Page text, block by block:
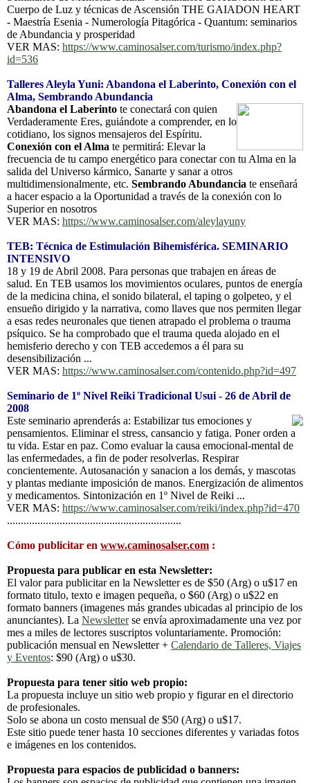
Cuerpo de Luz y técnicas de Ascensión THE GAIADON HEART
- Maestría Esenia - Numerología Pitagórica - Quantum: seminarios
de Abundancia y prosperidad
VER MAS: https://www.caminosalser.com/turismo/index.php?
id=536
Talleres Aleyla Yuni: Abandona el Laberinto, Conexión con el
Alma, Sembrando Abundancia
Abandona el Laberinto te conectará con quien
Verdaderamente Eres, guiándote a comprender, en lo
cotidiano, los signos mensajeros del Espíritu.
Conexión con el Alma te permitirá: Elevar la
frecuencia de tu campo energético para conectar con tu Alma en la
salida del Universo kármico, Sanarte y sanar a otros
multidimensionalmente, etc. Sembrando Abundancia te enseñará
a hacer espacio a la Oportunidad a través de la conexión con lo
Superior en nosotros
VER MAS: https://www.caminosalser.com/aleylayuny
TEB: Técnica de Estimulación Bihemisférica. SEMINARIO
INTENSIVO
18 y 19 de Abril 2008. Para personas que trabajen en áreas de
salud. En TEB usamos los movimientos oculares, puntos de energía
de la medicina china, el sonido bilateral, el taping o golpeteo, y el
ensueño dirigido y la narrativa, como llaves que nos permiten llegar
a esas redes neuronales que tienen atrapado el problema o trauma
psíquico. Se ha comprobado que el trauma queda alojado en el
hemisferio derecho y con TEB accedemos a él para su
desensibilización ...
VER MAS: https://www.caminosalser.com/contenido.php?id=497
Seminario de 1º Nivel Reiki Tradicional Usui - 26 de Abril de
2008
Este seminario aprenderás a: Estabilizar tus emociones y
pensamientos. Eliminar el stress, cansancio y fatiga. Poner orden a
tu vida. Estar en paz. Como evaluar la causa emocional-mental de
las enfermedades, a fin de poder resolverlas. Respirar
concientemente. Autosanación y sanacion a los demás, y mascotas
y plantas mediante imposición de manos. Energización de alimentos
y medicamentos. Sintonización en 1º Nivel de Reiki ...
VER MAS: https://www.caminosalser.com/reiki/index.php?id=470
...............................................................
Cómo publicitar en www.caminosalser.com :
Propuesta para publicar en esta Newsletter:
El valor para publicitar en la Newsletter es de $50 (Arg) o u$17 en
formato titulo, texto e imagen pequeña, o $60 (Arg) o u$22 en
formato banners (imagenes más grandes ubicadas al principio de los
anunciantes). La Newsletterse envía aproximadamente una vez por
mes a miles de lectores suscriptos voluntariamente. Promoción:
publicación mensual en Newsletter + Calendario de Talleres, Viajes
y Eventos: $90 (Arg) o u$30.
Propuesta para tener sitio web propio:
La propuesta incluye un sitio web propio y figurar en el directorio
de profesionales.
Solo se abona un costo mensual de $50 (Arg) o u$17.
Este sitio puede tener hasta 10 secciones diferentes y variadas fotos
e imágenes en los contenidos.
Propuesta para espacios de publicidad o banners: